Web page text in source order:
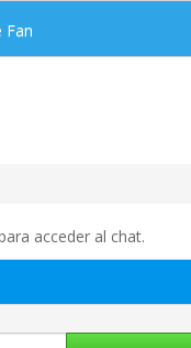
Fan
acceder al chat.